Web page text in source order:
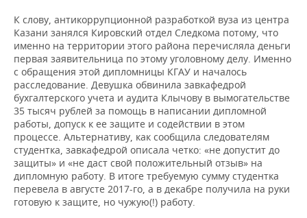
К слову, антикоррупционной разработкой вуза из центра
Казани занялся Кировский отдел Следкома потому, что
именно на территории этого района перечисляла деньги
первая заявительница по этому уголовному делу. Именно
с обращения этой дипломницы КГАУ и началось
расследование. Девушка обвинила завкафедрой
бухгалтерского учета и аудита Клычову в вымогательстве
35 тысяч рублей за помощь в написании дипломной
работы, допуск к ее защите и содействии в этом
процессе. Альтернативу, как сообщила следователям
студентка, завкафедрой описала четко: «не допустит до
защиты» и «не даст свой положительный отзыв» на
дипломную работу. В итоге требуемую сумму студентка
перевела в августе 2017-го, а в декабре получила на руки
готовую к защите, но чужую(!) работу.